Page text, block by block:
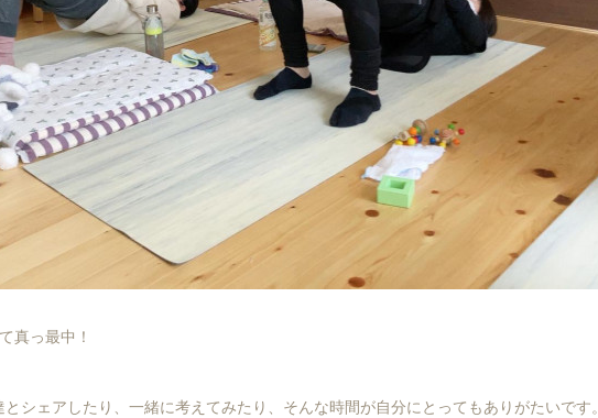
真っ最中！
シェアしたり、一緒に考えてみたり、そんな時間が自分にとってもありがたいです。